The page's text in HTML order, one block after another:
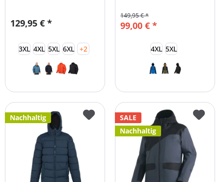
129,95 € *
3XL 4XL 5XL 6XL +2
99,00 € *
149,95 € *
4XL 5XL
Nachhaltig
SALE
Nachhaltig